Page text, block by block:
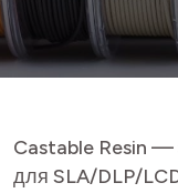
Castable Resin —
для SLA/DLP/